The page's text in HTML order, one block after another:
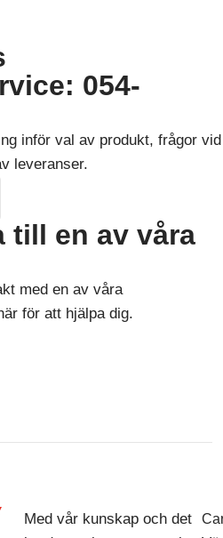
054-
inför val av produkt, frågor vid
leveranser.
till en av våra
med en av våra
för att hjälpa dig.
Med vår kunskap och det